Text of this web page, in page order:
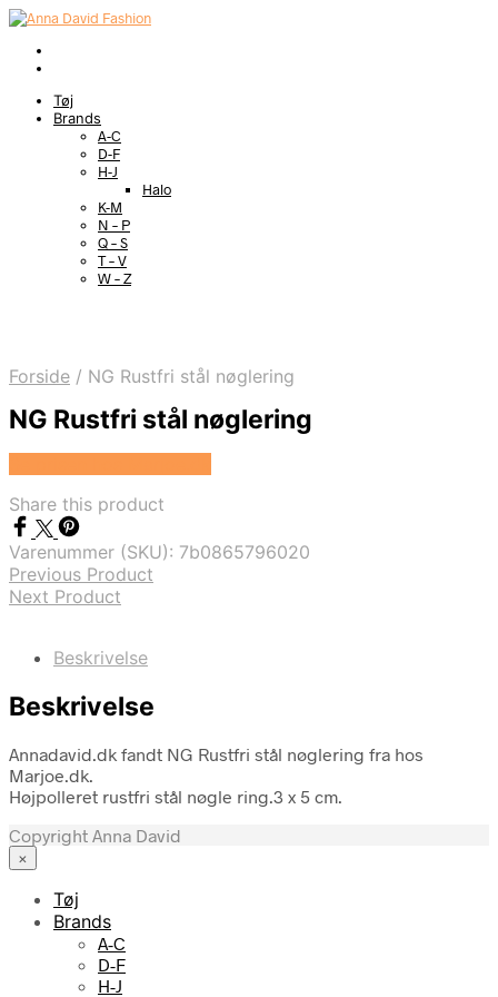
Tøj
Brands
A-C
D-F
H-J
Halo
K-M
N – P
Q – S
T – V
W – Z
Forside / NG Rustfri stål nøglering
NG Rustfri stål nøglering
Share this product
Varenummer (SKU): 7b0865796020
Previous Product
Next Product
Beskrivelse
Beskrivelse
Annadavid.dk fandt NG Rustfri stål nøglering fra hos
Marjoe.dk.
Højpolleret rustfri stål nøgle ring.3 x 5 cm.
Copyright Anna David
×
Tøj
Brands
A-C
D-F
H-J